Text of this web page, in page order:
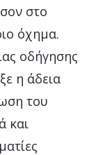
στο
όχημα.
οδήγησης
η άδεια
του
και